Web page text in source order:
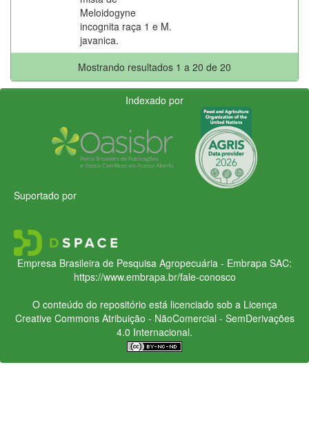
Meloidogyne
incognita raça 1 e M.
javanica.
Mostrando resultados 1 a 20 de 20
Indexado por
Suportado por
Empresa Brasileira de Pesquisa Agropecuária - Embrapa SAC:
https://www.embrapa.br/fale-conosco
O conteúdo do repositório está licenciado sob a Licença
Creative CommonsAtribuição - NãoComercial - SemDerivações
4.0 Internacional.